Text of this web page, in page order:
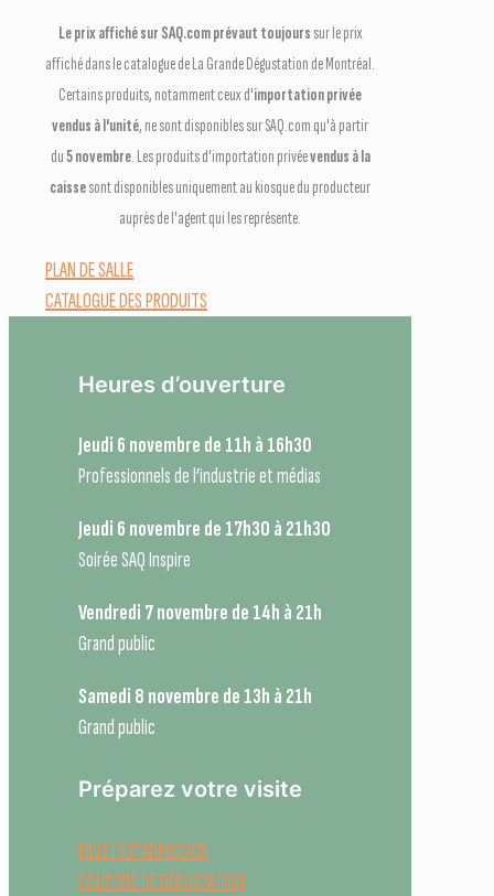
Le prix affiché sur SAQ.com prévaut toujours sur le prix
affiché dans le catalogue de La Grande Dégustation de Montréal.
Certains produits, notamment ceux d'importation privée
vendus à l'unité, ne sont disponibles sur SAQ.com qu'à partir
du5 novembre. Les produits d'importation privéevendus à la
caissesont disponibles uniquement au kiosque du producteur
auprès de l'agent qui les représente.
PLAN DE SALLE
CATALOGUE DES PRODUITS
Heures d’ouverture
Jeudi 6 novembre de 11h à 16h30
Professionnels de l’industrie et médias
Jeudi 6 novembre de 17h30 à 21h30
Soirée SAQ Inspire
Vendredi 7 novembre de 14h à 21h
Grand public
Samedi 8 novembre de 13h à 21h
Grand public
Préparez votre visite
BILLETS D'ADMISSION
COUPONS DE DÉGUSTATION